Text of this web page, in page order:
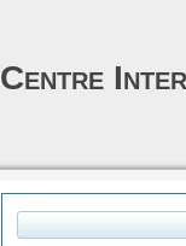
Centre